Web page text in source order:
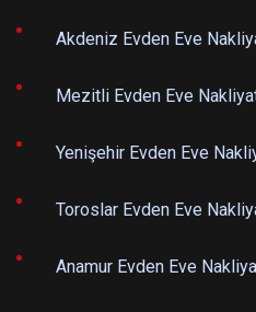
Akdeniz Evden Eve
Mezitli Evden Eve
Yenişehir Evden Eve
Toroslar Evden Eve
Anamur Evden Eve